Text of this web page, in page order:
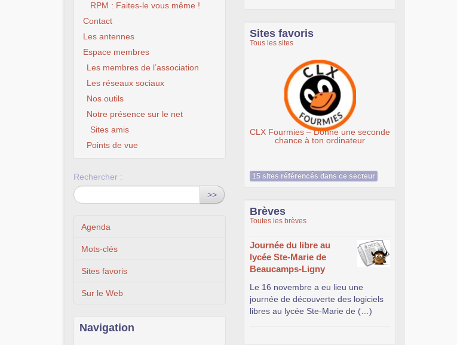
RPM : Faites-le vous même !
Contact
Les antennes
Espace membres
Les membres de l’association
Les réseaux sociaux
Nos outils
Notre présence sur le net
Sites amis
Points de vue
Rechercher :
>>
Agenda
Mots-clés
Sites favoris
Sur le Web
Navigation
Sites favoris
Tous les sites
CLX Fourmies – Donne une seconde
chance à ton ordinateur
Ateliers du Libre à Roubaix
15 sites référencés dans ce secteur
Brèves
Toutes les brèves
Journée du libre au
lycée Ste-Marie de
Beaucamps-Ligny
Le 16 novembre a eu lieu une
journée de découverte des logiciels
libres au lycée Ste-Marie de (…)